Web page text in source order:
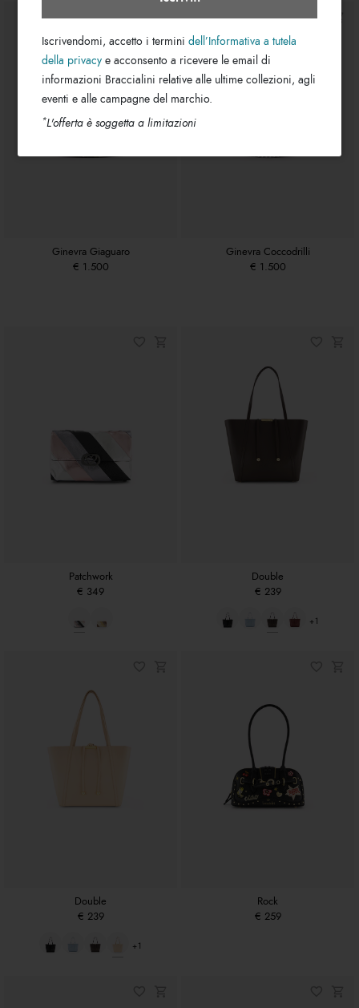
Ginevra Giaguaro
€ 1.500
Ginevra Coccodrilli
€ 1.500
Patchwork
€ 349
Double
€ 239
+1
Double
€ 239
+1
Rock
€ 259
Iscrivendomi, accetto i terminidell’Informativa a tutela
della privacy e acconsento a ricevere le email di
informazioni Braccialini relative alle ultime collezioni, agli
eventi e alle campagne del marchio.
*L'offerta è soggetta a limitazioni